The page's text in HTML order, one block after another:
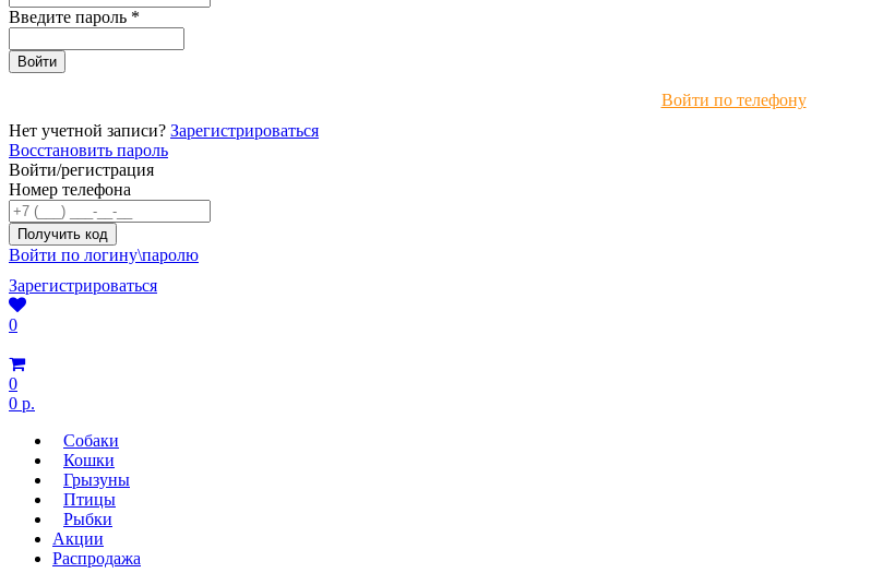
Введите пароль *
Войти по телефону
Нет учетной записи? Зарегистрироваться
Восстановить пароль
Войти/регистрация
Номер телефона
Войти по логину\паролю
Зарегистрироваться
0
0
0 р.
Собаки
Кошки
Грызуны
Птицы
Рыбки
Акции
Распродажа